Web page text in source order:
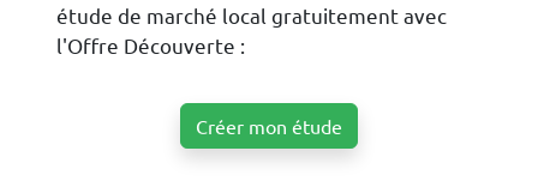
étude de marché local gratuitement avec
l'Offre Découverte :
Créer mon étude